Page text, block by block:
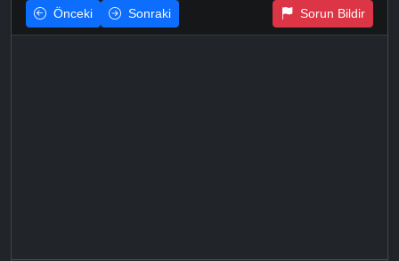
Önceki Sonraki Sorun Bildir